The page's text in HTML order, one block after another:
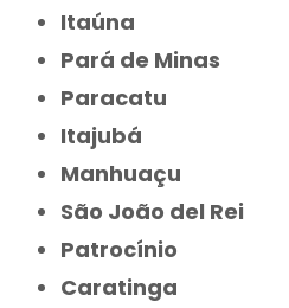
Itaúna
Pará de Minas
Paracatu
Itajubá
Manhuaçu
São João del Rei
Patrocínio
Caratinga